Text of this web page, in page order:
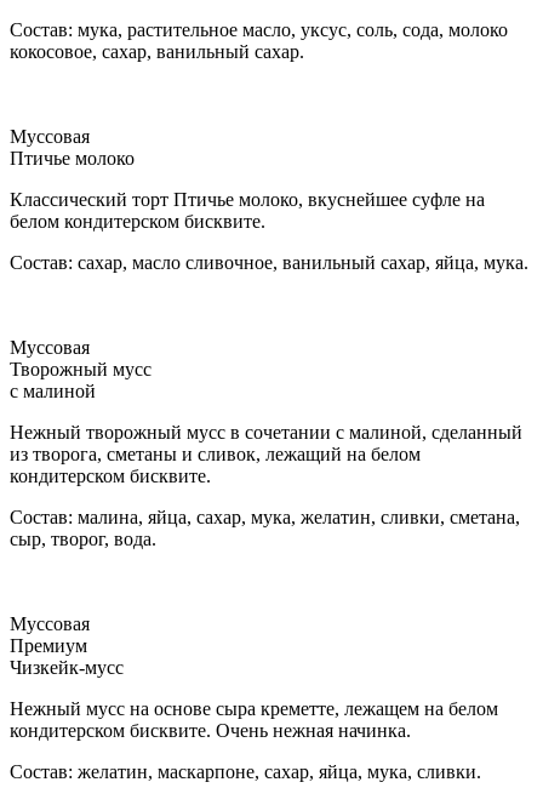
Состав: мука, растительное масло, уксус, соль, сода, молоко
кокосовое, сахар, ванильный сахар.
Муссовая
Птичье молоко
Классический торт Птичье молоко, вкуснейшее суфле на
белом кондитерском бисквите.
Состав: сахар, масло сливочное, ванильный сахар, яйца, мука.
Муссовая
Творожный мусс
с малиной
Нежный творожный мусс в сочетании с малиной, сделанный
из творога, сметаны и сливок, лежащий на белом
кондитерском бисквите.
Состав: малина, яйца, сахар, мука, желатин, сливки, сметана,
сыр, творог, вода.
Муссовая
Премиум
Чизкейк-мусс
Нежный мусс на основе сыра креметте, лежащем на белом
кондитерском бисквите. Очень нежная начинка.
Состав: желатин, маскарпоне, сахар, яйца, мука, сливки.